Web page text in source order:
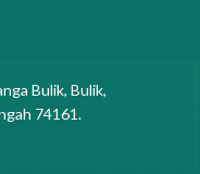
Bulik, Bulik,
74161.